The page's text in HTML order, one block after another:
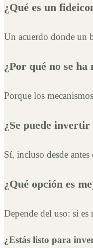
¿Qué es un
Un acuerdo donde un
¿Por qué no se
Porque los
¿Se puede
Sí, incluso desde
¿Qué opción es
Depende del uso: si
¿Estás listo para